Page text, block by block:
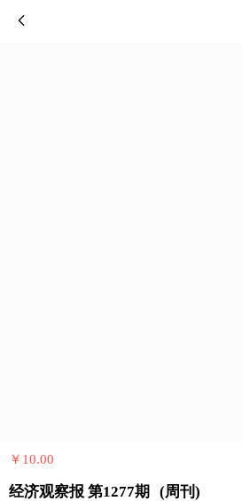
￥10.00
经济观察报 第1277期 (周刊)